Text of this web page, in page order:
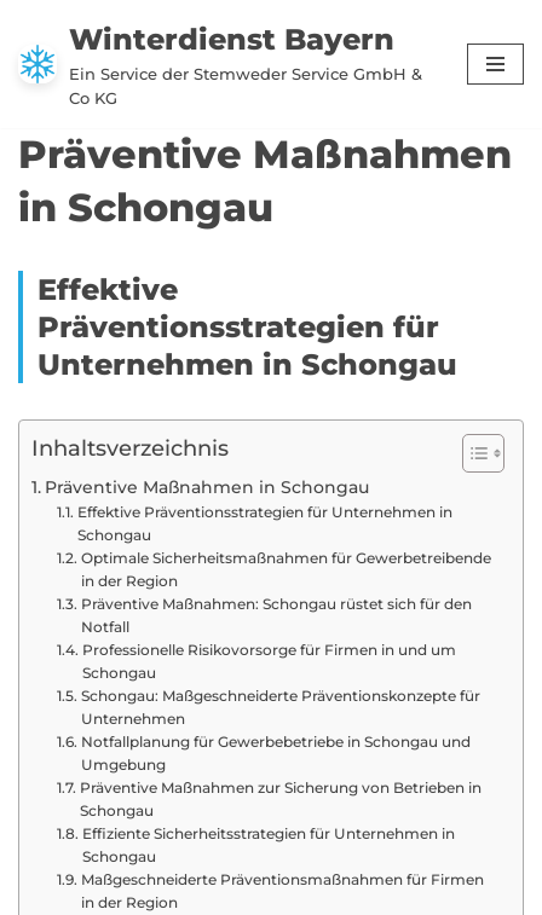
Zum
Inhalt
Winterdienst Bayern
Ein Service der Stemweder Service GmbH &
Co KG
Präventive Maßnahmen
in Schongau
Effektive
Präventionsstrategien für
Unternehmen in Schongau
Inhaltsverzeichnis
Präventive Maßnahmen in Schongau
Effektive Präventionsstrategien für Unternehmen in
Schongau
Optimale Sicherheitsmaßnahmen für Gewerbetreibende
in der Region
Präventive Maßnahmen: Schongau rüstet sich für den
Notfall
Professionelle Risikovorsorge für Firmen in und um
Schongau
Schongau: Maßgeschneiderte Präventionskonzepte für
Unternehmen
Notfallplanung für Gewerbebetriebe in Schongau und
Umgebung
Präventive Maßnahmen zur Sicherung von Betrieben in
Schongau
Effiziente Sicherheitsstrategien für Unternehmen in
Schongau
Maßgeschneiderte Präventionsmaßnahmen für Firmen
in der Region